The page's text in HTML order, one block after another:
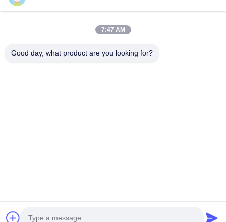
Chi Siamo
Controllo Di Qualità
©2026- Shenzhen Cheer Optoelectronic Co., Ltd. . Tutti i diritti riservati.
7:47 AM
Good day, what product are you looking for?